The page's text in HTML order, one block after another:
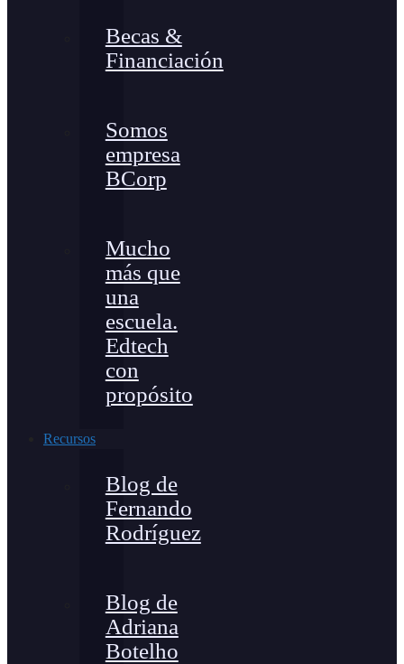
Becas &
Financiación
Somos
empresa
BCorp
Mucho
más que
una
escuela.
Edtech
con
propósito
Recursos
Blog de
Fernando
Rodríguez
Blog de
Adriana
Botelho